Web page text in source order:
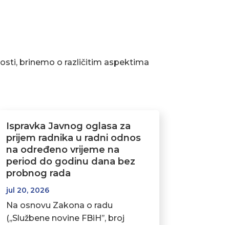
brinemo o različitim aspektima
Ispravka Javnog oglasa za
prijem radnika u radni odnos
na određeno vrijeme na
period do godinu dana bez
probnog rada
jul 20, 2026
Na osnovu Zakona o radu
(,,Službene novine FBiH’’, broj